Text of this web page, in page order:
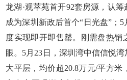
龙湖·观萃苑首开92套房源，认筹
成为深圳新政后首个“日光盘”；
度实现即开即售罄。刚需盘热销
眼。5月23日，深圳湾中信信悦
大平层，均价超20.8万元/平方